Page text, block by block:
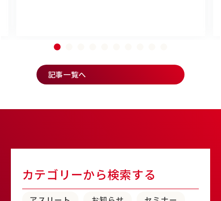
記事一覧へ
カテゴリーから検索する